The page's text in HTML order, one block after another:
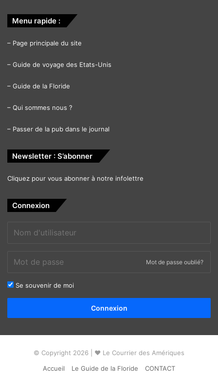
Menu rapide :
– Page principale du site
– Guide de voyage des Etats-Unis
– Guide de la Floride
– Qui sommes nous ?
– Passer de la pub dans le journal
Newsletter : S’abonner
Cliquez pour vous abonner à notre infolettre
Connexion
Mot de passe oublié?
Se souvenir de moi
Connexion
© Copyright 2026 | ❤ Le Courrier des Amériques
Accueil
Le Guide de la Floride CONTACT